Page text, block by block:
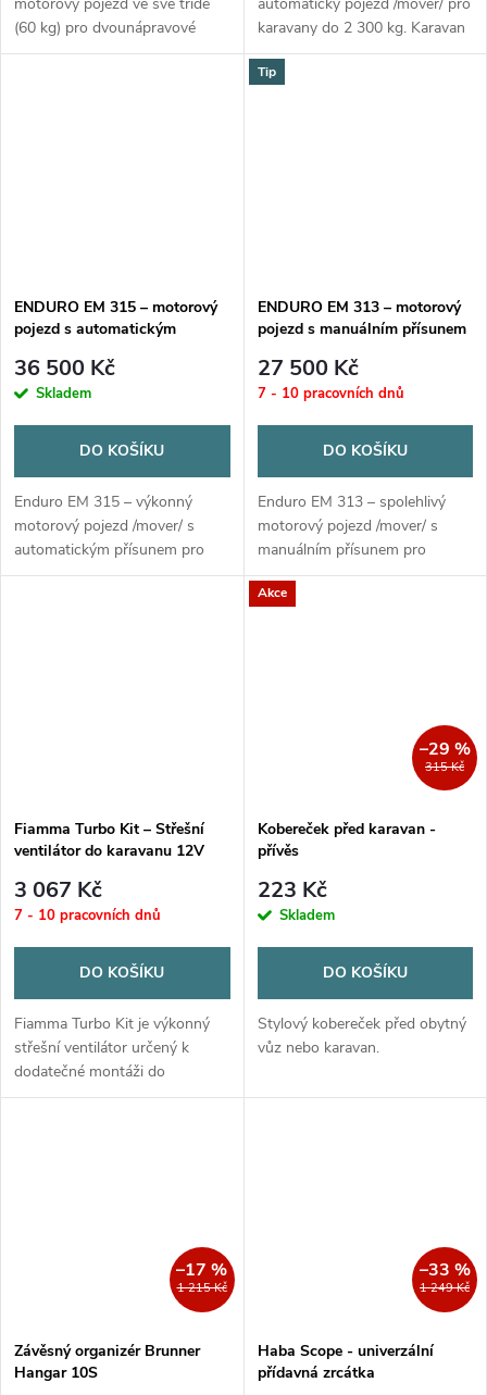
(60 kg) pro dvounápravové
karavany do 3 100 kg.
karavany do 2 300 kg. Karavan
na místě a vyvážený do 2
minut! Vodováha, soft
ENDURO EM 315 – motorový
pojezd s automatickým
36 500 Kč
Skladem
DO KOŠÍKU
Enduro EM 315 – výkonný
motorový pojezd /mover/ s
automatickým přísunem pro
karavany do 2 100 kg (4
Tip
ENDURO EM 313 – motorový
pojezd s manuálním přísunem
27 500 Kč
7 - 10 pracovních dnů
DO KOŠÍKU
Enduro EM 313 – spolehlivý
motorový pojezd /mover/ s
manuálním přísunem pro
karavany do 1 900 kg.
Kompaktní konstrukce, dálkové
Fiamma Turbo Kit – Střešní
ventilátor do karavanu 12V
3 067 Kč
7 - 10 pracovních dnů
DO KOŠÍKU
Fiamma Turbo Kit je výkonný
střešní ventilátor určený k
dodatečné montáži do
střešních oken karavanu nebo
Akce
315 Kč
–29 %
Kobereček před karavan -
přívěs
223 Kč
Skladem
DO KOŠÍKU
Stylový kobereček před obytný
vůz nebo karavan.
1 215 Kč
–17 %
Závěsný organizér Brunner
Hangar 10S
1 249 Kč
–33 %
Haba Scope - univerzální
přídavná zrcátka